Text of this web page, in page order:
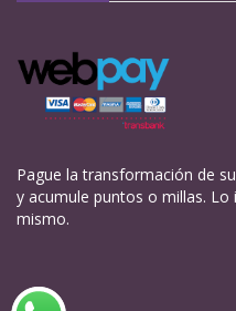
Pague la transformación de
y acumule puntos o millas.
mismo.